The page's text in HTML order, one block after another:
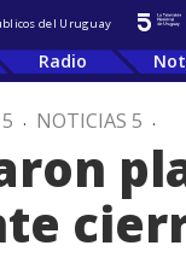
del Uruguay
Radio
. NOTICIAS 5 .